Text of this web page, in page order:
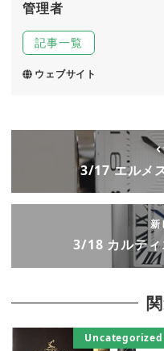
管理者
記事一覧
ウェブサイト
3/17 エルメ
新
3/18 カルティ
Uncategorized